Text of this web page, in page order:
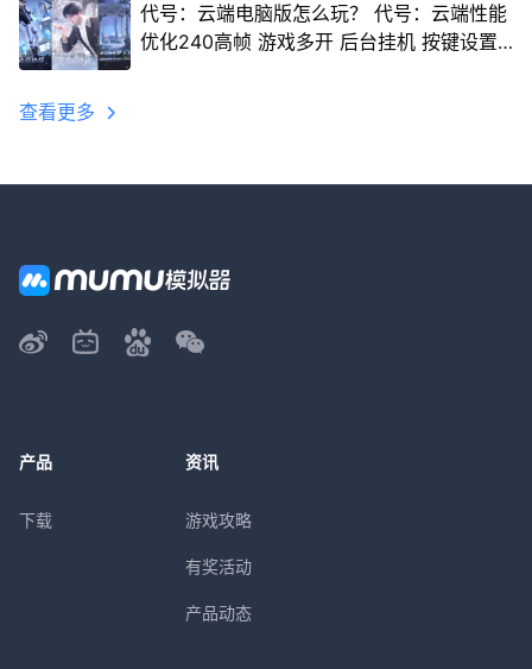
代号：云端电脑版怎么玩？ 代号：云端性能
优化240高帧 游戏多开 后台挂机 按键设置
查看更多
产品
下载
资讯
游戏攻略
有奖活动
产品动态